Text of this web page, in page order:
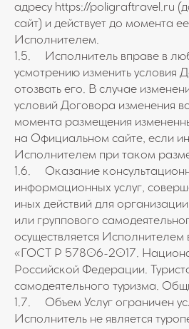
адресу https://poligraftravel.ru
сайт) и действует до момента
Исполнителем.
1.5. Исполнитель вправе в
усмотрению изменить условия
отозвать его. В случае
условий Договора изменения
момента размещения
на Официальном сайте, если
Исполнителем при таком
1.6. Оказание
информационных услуг,
иных действий для
или группового
осуществляется Исполнителем
«ГОСТ Р 57806-2017.
Российской Федерации.
самодеятельного туризма.
1.7. Объем Услуг ограничен
Исполнитель не является